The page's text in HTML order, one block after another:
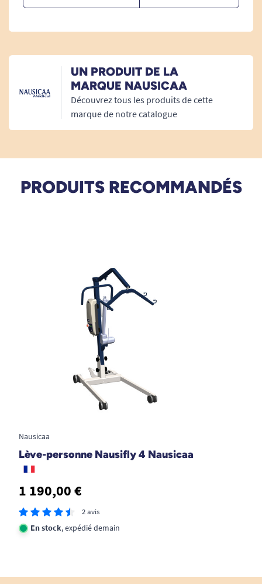
UN PRODUIT DE LA
MARQUE NAUSICAA
Découvrez tous les produits de cette
marque de notre catalogue
PRODUITS RECOMMANDÉS
Nausicaa
Lève-personne Nausifly 4 Nausicaa
1 190,00 €
2 avis
En stock, expédié demain